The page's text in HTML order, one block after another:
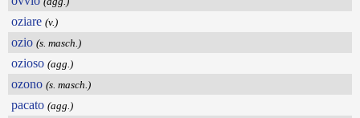
oziare (v.)
ozio (s. masch.)
ozioso (agg.)
ozono (s. masch.)
pacato (agg.)